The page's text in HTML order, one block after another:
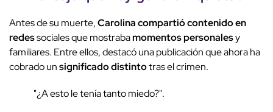
Antes de su muerte,Carolina compartiócontenido en
redessociales que mostrabamomentos personalesy
familiares. Entre ellos, destacó una publicación que ahora ha
cobrado unsignificado distintotras el crimen.
"¿A esto le tenía tanto miedo?".